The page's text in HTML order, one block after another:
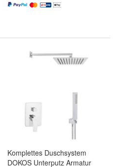
Komplettes Duschsystem
DOKOS Unterputz Armatur